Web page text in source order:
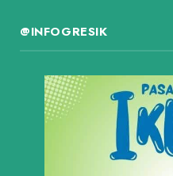
@INFOGRESIK